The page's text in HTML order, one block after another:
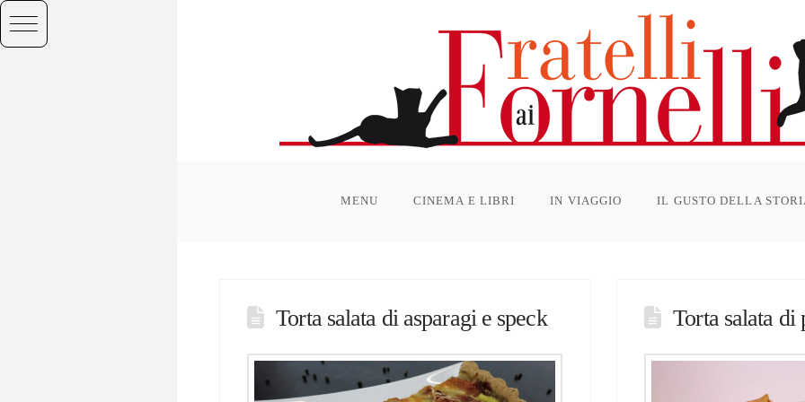
MENU CINEMA E LIBRI IN VIAGGIO IL GUSTO DELLA
Torta salata di asparagi e speck Torta salata di